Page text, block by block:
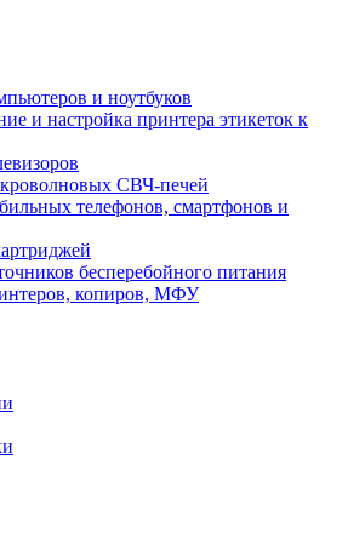
и ноутбуков
и настройка принтера этикеток к
СВЧ-печей
телефонов, смартфонов и
бесперебойного питания
копиров, МФУ